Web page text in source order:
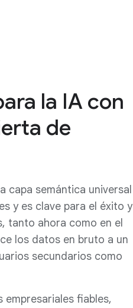
la IA con
de
capa semántica universal
y es clave para el éxito y
tanto ahora como en el
los datos en bruto a un
secundarios como
fiables,